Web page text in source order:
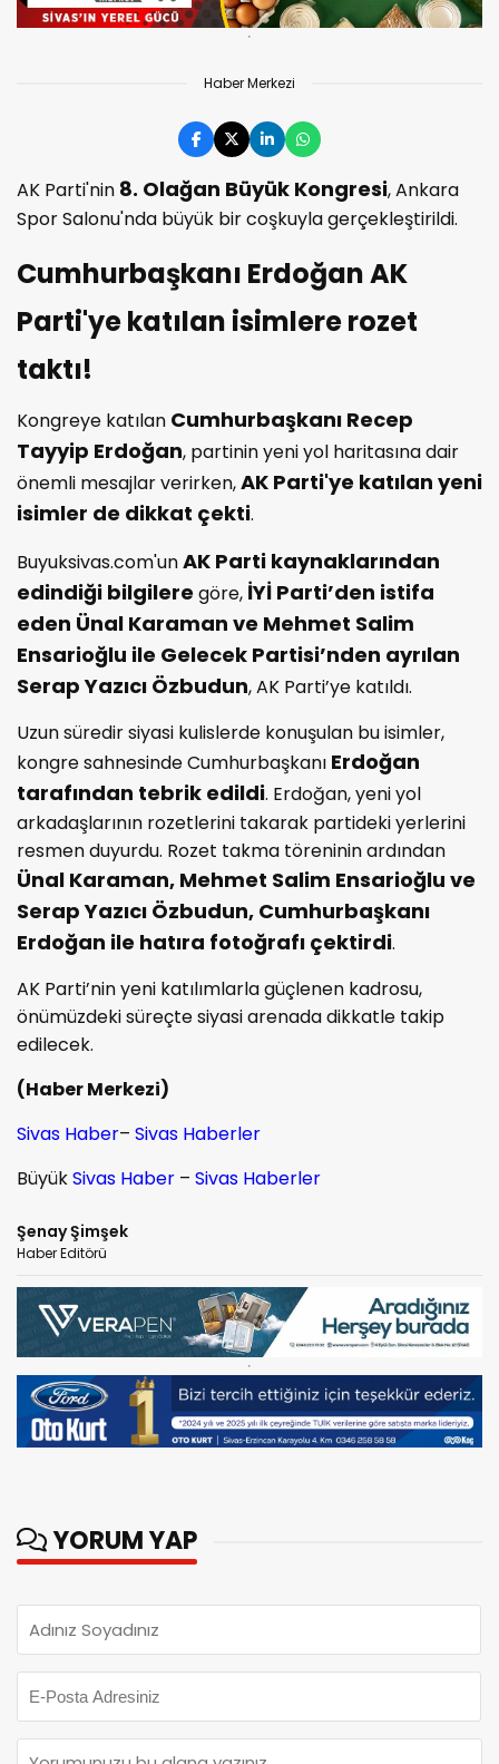
Haber Merkezi
AK Parti'nin 8. Olağan Büyük Kongresi, Ankara
Spor Salonu'nda büyük bir coşkuyla gerçekleştirildi.
Cumhurbaşkanı Erdoğan AK
Parti'ye katılan isimlere rozet
taktı!
Kongreye katılan Cumhurbaşkanı Recep
Tayyip Erdoğan, partinin yeni yol haritasına dair
önemli mesajlar verirken,AK Parti'ye katılan yeni
isimler de dikkat çekti.
Buyuksivas.com'unAK Parti kaynaklarından
edindiği bilgilere göre, İYİ Parti’den istifa
eden Ünal Karaman ve Mehmet Salim
Ensarioğlu ile Gelecek Partisi’nden ayrılan
Serap Yazıcı Özbudun, AK Parti’ye katıldı.
Uzun süredir siyasi kulislerde konuşulan bu isimler,
kongre sahnesinde Cumhurbaşkanı Erdoğan
tarafından tebrik edildi. Erdoğan, yeni yol
arkadaşlarının rozetlerini takarak partideki yerlerini
resmen duyurdu. Rozet takma töreninin ardından
Ünal Karaman, Mehmet Salim Ensarioğlu ve
Serap Yazıcı Özbudun, Cumhurbaşkanı
Erdoğan ile hatıra fotoğrafı çektirdi.
AK Parti’nin yeni katılımlarla güçlenen kadrosu,
önümüzdeki süreçte siyasi arenada dikkatle takip
edilecek.
(Haber Merkezi)
Sivas Haber– Sivas Haberler
BüyükSivas Haber – Sivas Haberler
Şenay Şimşek
Haber Editörü
YORUM YAP